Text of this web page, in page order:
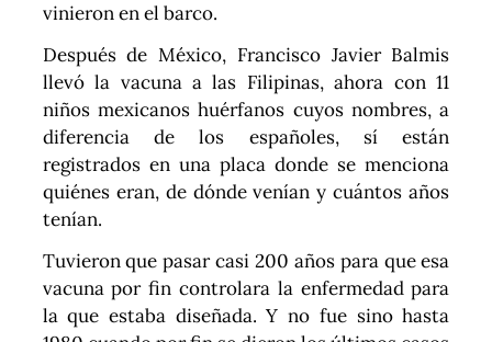
vinieron en el barco.
Después de México, Francisco Javier Balmis
llevó la vacuna a las Filipinas, ahora con 11
niños mexicanos huérfanos cuyos nombres, a
diferencia de los españoles, sí están
registrados en una placa donde se menciona
quiénes eran, de dónde venían y cuántos años
tenían.
Tuvieron que pasar casi 200 años para que esa
vacuna por fin controlara la enfermedad para
la que estaba diseñada. Y no fue sino hasta